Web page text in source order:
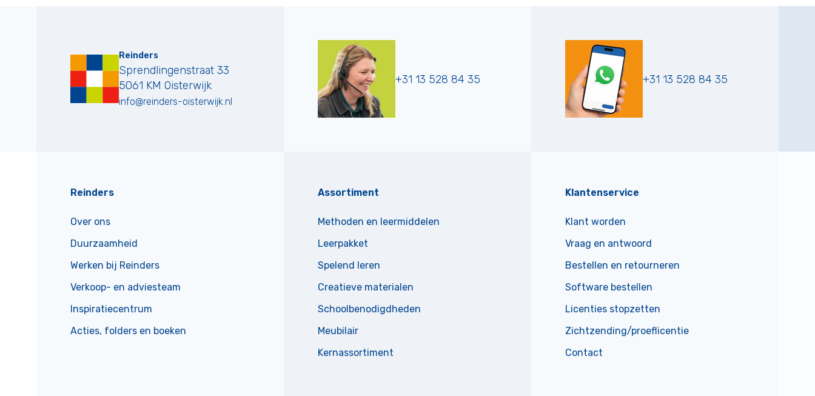
Reinders
Sprendlingenstraat 33
5061 KM Oisterwijk
info@reinders-oisterwijk.nl
+31 13 528 84 35 +31 13 528 84 35
Reinders
Over ons
Duurzaamheid
Werken bij Reinders
Verkoop- en adviesteam
Inspiratiecentrum
Acties, folders en boeken
Assortiment
Methoden en leermiddelen
Leerpakket
Spelend leren
Creatieve materialen
Schoolbenodigdheden
Meubilair
Kernassortiment
Klantenservice
Klant worden
Vraag en antwoord
Bestellen en retourneren
Software bestellen
Licenties stopzetten
Zichtzending/proeflicentie
Contact